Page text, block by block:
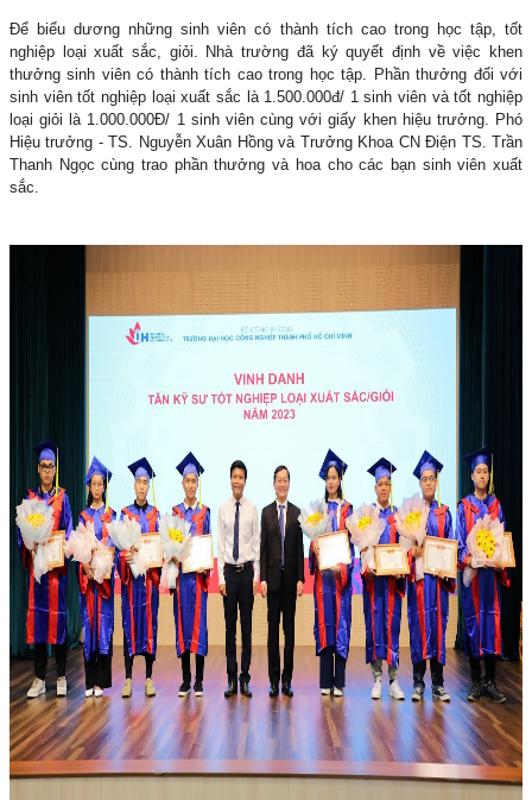
Để biểu dương những sinh viên có thành tích cao trong học tập, tốt
nghiệp loại xuất sắc, giỏi. Nhà trường đã ký quyết định về việc khen
thưởng sinh viên có thành tích cao trong học tập. Phần thưởng đối với
sinh viên tốt nghiệp loại xuất sắc là 1.500.000đ/ 1 sinh viên và tốt nghiệp
loại giỏi là 1.000.000Đ/ 1 sinh viên cùng với giấy khen hiệu trưởng. Phó
Hiệu trưởng - TS. Nguyễn Xuân Hồng và Trưởng Khoa CN Điện TS. Trần
Thanh Ngọc cùng trao phần thưởng và hoa cho các bạn sinh viên xuất
sắc.